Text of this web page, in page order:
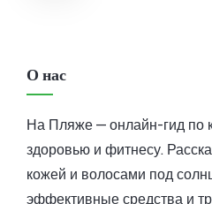
О нас
На Пляже — онлайн-гид по
здоровью и фитнесу.
кожей и волосами под
эффективные средства и